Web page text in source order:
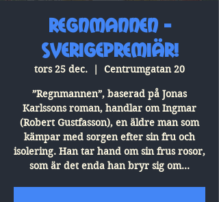
Regnmannen -
Sverigepremiär!
tors 25 dec.
  |
Centrumgatan 20
”Regnmannen”, baserad på Jonas
Karlssons roman, handlar om Ingmar
(Robert Gustfasson), en äldre man som
kämpar med sorgen efter sin fru och
isolering. Han tar hand om sin frus rosor,
som är det enda han bryr sig om…